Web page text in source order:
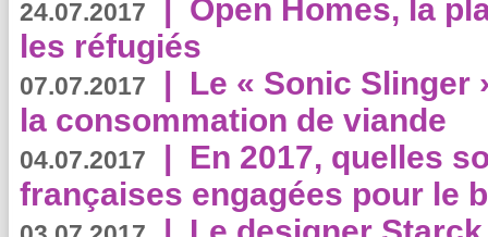
24.07.2017 | Open Homes, la
les réfugiés
07.07.2017 | Le « Sonic Slinger
la consommation de viande
04.07.2017 | En 2017, quelles
françaises engagées pour le